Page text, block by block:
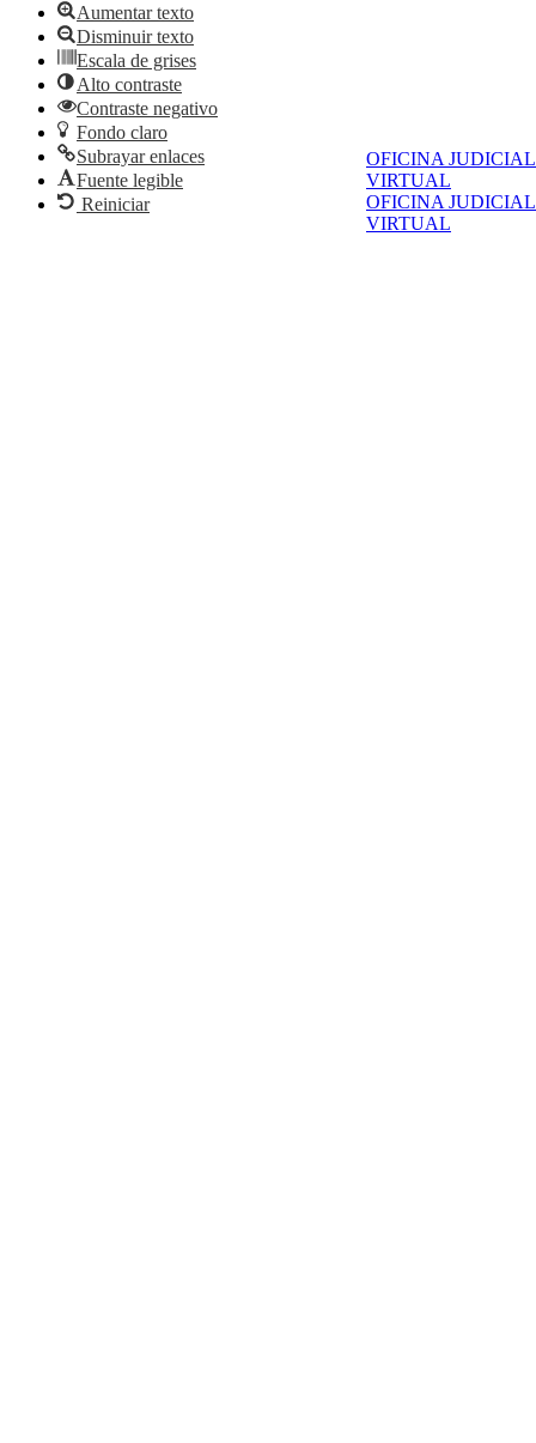
OFICINA JUDICIAL
VIRTUAL
OFICINA JUDICIAL
VIRTUAL
Aumentar texto
Disminuir texto
Escala de grises
Alto contraste
Contraste negativo
Fondo claro
Subrayar enlaces
Fuente legible
Reiniciar